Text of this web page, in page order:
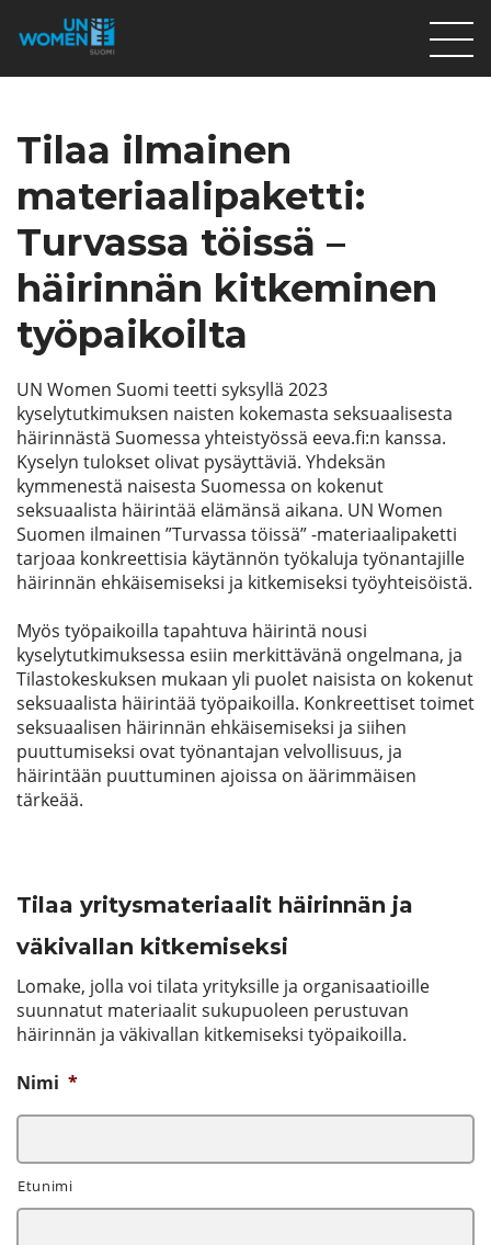
Osallistu
Mitä teemme
Ajankohtaista
Tietoa meistä
Valikon rivi
Lahjoita
Etsi
Tilaa ilmainen
materiaalipaketti:
Turvassa töissä –
häirinnän kitkeminen
työpaikoilta
UN Women Suomi teetti syksyllä 2023
kyselytutkimuksen naisten kokemasta seksuaalisesta
häirinnästä Suomessa yhteistyössä eeva.fi:n kanssa.
Kyselyn tulokset olivat pysäyttäviä. Yhdeksän
kymmenestä naisesta Suomessa on kokenut
seksuaalista häirintää elämänsä aikana. UN Women
Suomen ilmainen ”Turvassa töissä” -materiaalipaketti
tarjoaa konkreettisia käytännön työkaluja työnantajille
häirinnän ehkäisemiseksi ja kitkemiseksi työyhteisöistä.
Myös työpaikoilla tapahtuva häirintä nousi
kyselytutkimuksessa esiin merkittävänä ongelmana, ja
Tilastokeskuksen mukaan yli puolet naisista on kokenut
seksuaalista häirintää työpaikoilla. Konkreettiset toimet
seksuaalisen häirinnän ehkäisemiseksi ja siihen
puuttumiseksi ovat työnantajan velvollisuus, ja
häirintään puuttuminen ajoissa on äärimmäisen
tärkeää.
Tilaa yritysmateriaalit häirinnän ja
väkivallan kitkemiseksi
Lomake, jolla voi tilata yrityksille ja organisaatioille
suunnatut materiaalit sukupuoleen perustuvan
häirinnän ja väkivallan kitkemiseksi työpaikoilla.
Nimi *
Etunimi